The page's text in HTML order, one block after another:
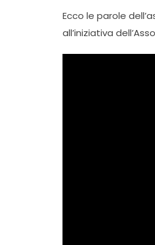
Ecco le parole
all’iniziativa